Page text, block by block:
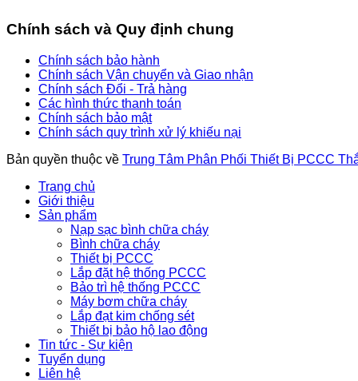
Chính sách và Quy định chung
Chính sách bảo hành
Chính sách Vận chuyển và Giao nhận
Chính sách Đổi - Trả hàng
Các hình thức thanh toán
Chính sách bảo mật
Chính sách quy trình xử lý khiếu nại
Bản quyền thuộc về Trung Tâm Phân Phối Thiết Bị PCCC
Trang chủ
Giới thiệu
Sản phẩm
Nạp sạc bình chữa cháy
Bình chữa cháy
Thiết bị PCCC
Lắp đặt hệ thống PCCC
Bảo trì hệ thống PCCC
Máy bơm chữa cháy
Lắp đạt kim chống sét
Thiết bị bảo hộ lao động
Tin tức - Sự kiện
Tuyển dụng
Liên hệ